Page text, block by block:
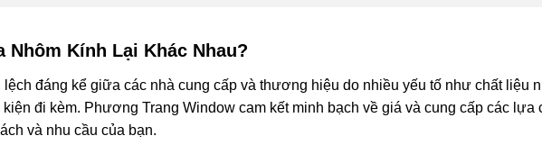
Nhôm Kính Lại Khác Nhau?
đáng kể giữa các nhà cung cấp và thương hiệu do nhiều yếu tố như chất liệu
đi kèm. Phương Trang Window cam kết minh bạch về giá và cung cấp các lựa
và nhu cầu của bạn.